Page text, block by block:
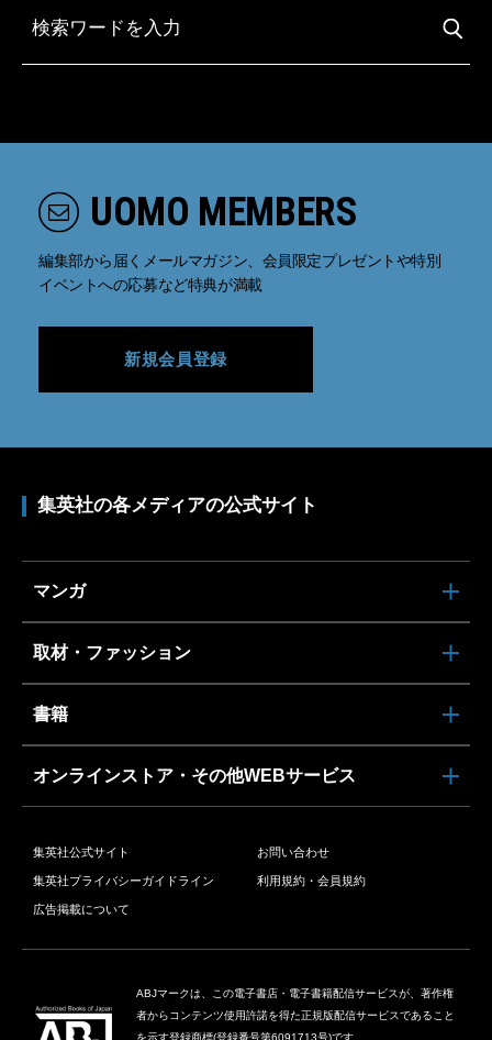
UOMO MEMBERS
編集部から届くメールマガジン、会員限定プレゼントや特別
イベントへの応募など特典が満載
新規会員登録
集英社の各メディアの公式サイト
マンガ
取材・ファッション
書籍
オンラインストア・その他WEBサービス
集英社公式サイト お問い合わせ
集英社プライバシーガイドライン 利用規約・会員規約
広告掲載について
ABJマークは、この電子書店・電子書籍配信サービスが、著作権
者からコンテンツ使用許諾を得た正規版配信サービスであること
を示す登録商標(登録番号第6091713号)です。